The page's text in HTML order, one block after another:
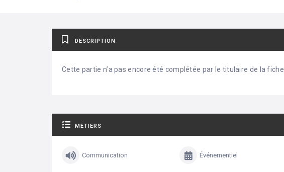
DESCRIPTION
Cette partie n’a pas encore été complétée par le titulaire de la fiche.
MÉTIERS
Communication Événementiel